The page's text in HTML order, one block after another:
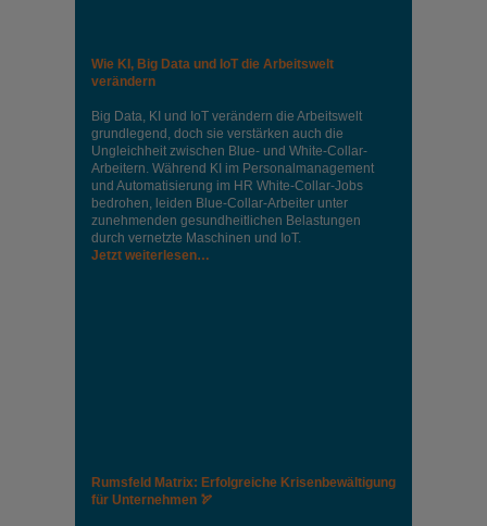
Wie KI, Big Data und IoT die Arbeitswelt
verändern
Big Data, KI und IoT verändern die Arbeitswelt
grundlegend, doch sie verstärken auch die
Ungleichheit zwischen Blue- und White-Collar-
Arbeitern. Während KI im Personalmanagement
und Automatisierung im HR White-Collar-Jobs
bedrohen, leiden Blue-Collar-Arbeiter unter
zunehmenden gesundheitlichen Belastungen
durch vernetzte Maschinen und IoT.
Jetzt weiterlesen…
Rumsfeld Matrix: Erfolgreiche Krisenbewältigung
für Unternehmen 🏹